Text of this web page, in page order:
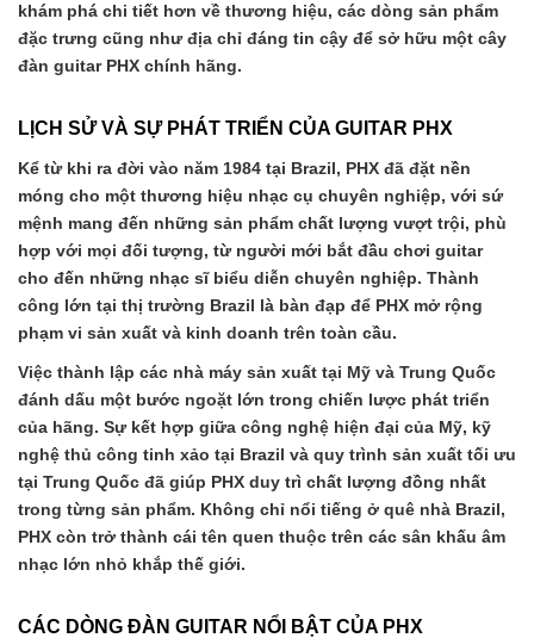
khám phá chi tiết hơn về thương hiệu, các dòng sản phẩm
đặc trưng cũng như địa chỉ đáng tin cậy để sở hữu một cây
đàn guitar PHX chính hãng.
LỊCH SỬ VÀ SỰ PHÁT TRIỂN CỦA GUITAR PHX
Kể từ khi ra đời vào năm 1984 tại Brazil, PHX đã đặt nền
móng cho một thương hiệu nhạc cụ chuyên nghiệp, với sứ
mệnh mang đến những sản phẩm chất lượng vượt trội, phù
hợp với mọi đối tượng, từ người mới bắt đầu chơi guitar
cho đến những nhạc sĩ biểu diễn chuyên nghiệp. Thành
công lớn tại thị trường Brazil là bàn đạp để PHX mở rộng
phạm vi sản xuất và kinh doanh trên toàn cầu.
Việc thành lập các nhà máy sản xuất tại Mỹ và Trung Quốc
đánh dấu một bước ngoặt lớn trong chiến lược phát triển
của hãng. Sự kết hợp giữa công nghệ hiện đại của Mỹ, kỹ
nghệ thủ công tinh xảo tại Brazil và quy trình sản xuất tối ưu
tại Trung Quốc đã giúp PHX duy trì chất lượng đồng nhất
trong từng sản phẩm. Không chỉ nổi tiếng ở quê nhà Brazil,
PHX còn trở thành cái tên quen thuộc trên các sân khấu âm
nhạc lớn nhỏ khắp thế giới.
CÁC DÒNG ĐÀN GUITAR NỔI BẬT CỦA PHX